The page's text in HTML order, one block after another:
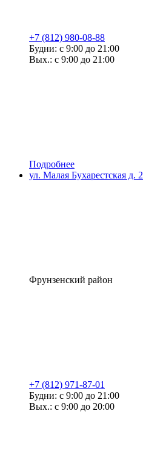
+7 (812) 980-08-88
Будни: с 9:00 до 21:00
Вых.: с 9:00 до 21:00
Подробнее
ул. Малая Бухарестская д. 2
Фрунзенский район
+7 (812) 971-87-01
Будни: с 9:00 до 21:00
Вых.: с 9:00 до 20:00